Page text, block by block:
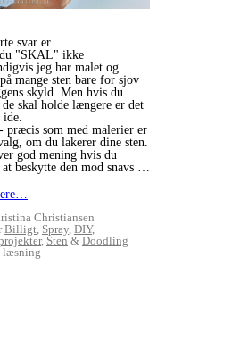
svar er
"SKAL" ikke
jeg har malet og
mange sten bare for sjov
skyld. Men hvis du
de skal holde længere er det
præcis som med malerier er
om du lakerer dine sten.
god mening hvis du
beskytte den mod snavs …
Christiansen
Billigt Spray DIY,
, Sten & Doodling
læsning